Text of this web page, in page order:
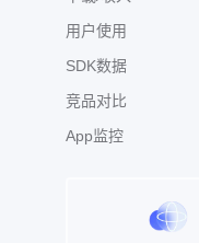
用户使用
SDK数据
竞品对比
App监控